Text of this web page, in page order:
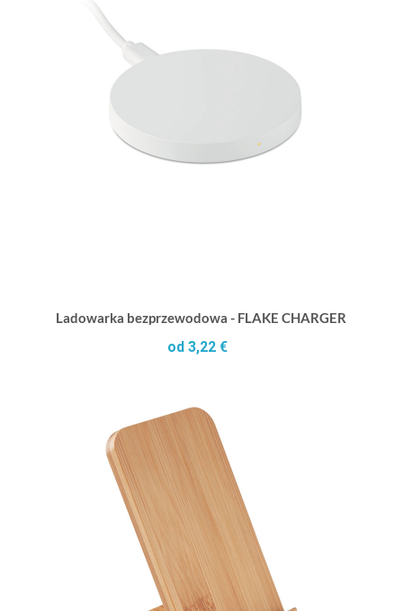
Ladowarka bezprzewodowa - FLAKE CHARGER
od 3,22 €